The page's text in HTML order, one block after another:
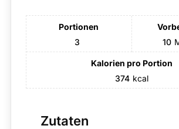
Portionen
3
10
Kalorien pro Portion
374 kcal
Zutaten